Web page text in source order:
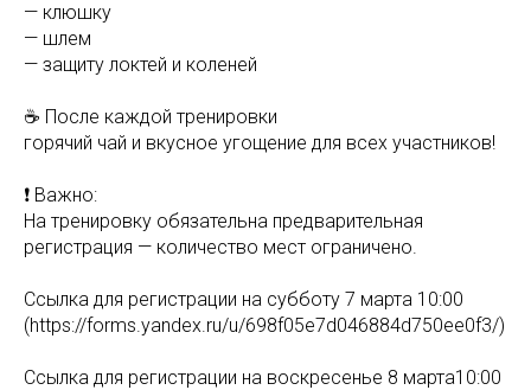
— клюшку
— шлем
— защиту локтей и коленей
☕️ После каждой тренировки
горячий чай и вкусное угощение для всех участников!
❗️ Важно:
На тренировку обязательна предварительная
регистрация — количество мест ограничено.
Ссылка для регистрации на субботу 7 марта 10:00
(https://forms.yandex.ru/u/698f05e7d046884d750ee0f3/)
Ссылка для регистрации на воскресенье 8 марта10:00